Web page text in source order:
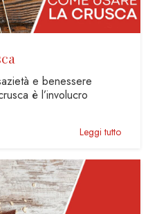
e benessere
è l’involucro
Leggi tutto